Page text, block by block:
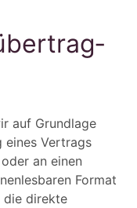
auf Grundlage
eines Vertrags
an einen
Format
die direkte